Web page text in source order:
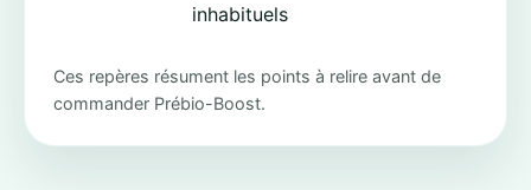
inhabituels
Ces repères résument les points à relire avant de
commander Prébio-Boost.